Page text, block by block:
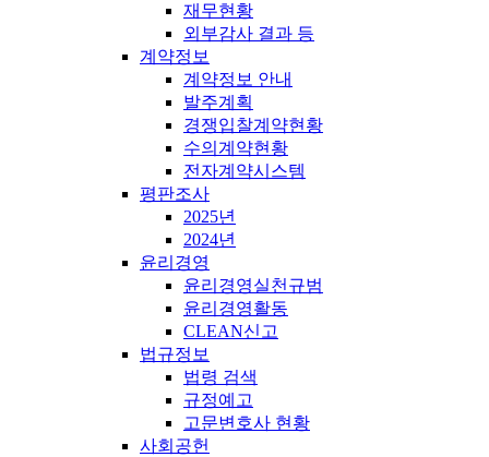
재무현황
외부감사 결과 등
계약정보
계약정보 안내
발주계획
경쟁입찰계약현황
수의계약현황
전자계약시스템
평판조사
2025년
2024년
윤리경영
윤리경영실천규범
윤리경영활동
CLEAN신고
법규정보
법령 검색
규정예고
고문변호사 현황
사회공헌